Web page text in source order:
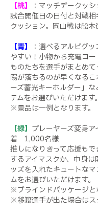
【桃】
：マッチデークッ
試合開催日の日付と対戦
クッション。岡山戦は舩
【青】
：選べるアルビグ
やすい！小物から充電コ
ものたちを選手がまとめ
陽が落ちるのが早くなる
ーズ蓄光キーホルダー」
テムをお選びいただけます。
※景品は一例となります。
【緑】 プレーヤーズ変身
着 1,000名様
推しになりきって応援も
するアイマスクか、中身
ッズを入れたキュートな
ムをお選びいただけます。
※ブラインドパッケージと
※移籍選手が出た場合はス